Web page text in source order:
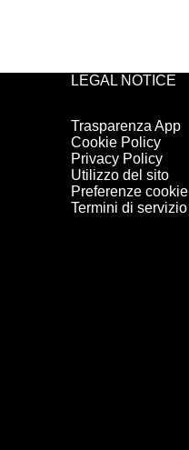
LEGAL NOTICE
Trasparenza App
Cookie Policy
Privacy Policy
Utilizzo del sito
Preferenze cookie
Termini di servizio